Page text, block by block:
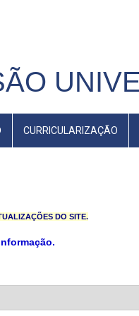
CURRICULARIZAÇÃO
DO SITE.